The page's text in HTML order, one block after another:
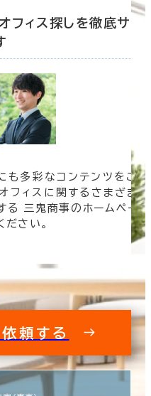
フィス探しを徹底サ
も多彩なコンテンツをご
フィスに関するさまざま
る 三鬼商事のホームペー
さい。
頼する